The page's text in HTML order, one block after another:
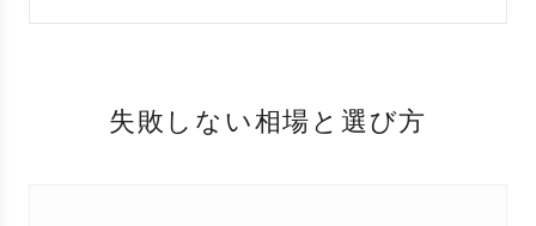
失敗しない相場と選び方